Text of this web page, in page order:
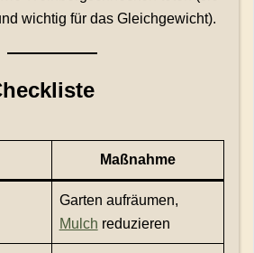
wichtig für das Gleichgewicht).
Maßnahme
Garten aufräumen,
Mulch reduzieren